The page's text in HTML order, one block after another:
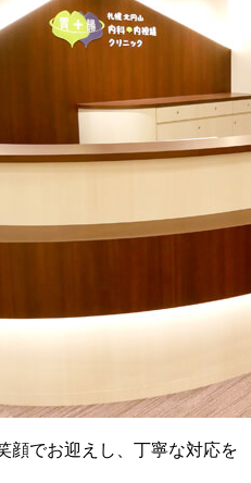
顔でお迎えし、丁寧な対応を